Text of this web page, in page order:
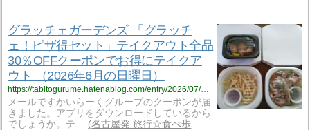
グラッチェガーデンズ 「グラッチ
ェ！ピザ得セット」テイクアウト全品
30％OFFクーポンでお得にテイクア
ウト （2026年6月の日曜日）
https://tabitogurume.hatenablog.com/entry/2026/07/13/074931
メールですかいらーくグループのクーポンが届
きました。アプリをダウンロードしているから
でしょうか。テ…
名古屋発 旅行☆食べ歩